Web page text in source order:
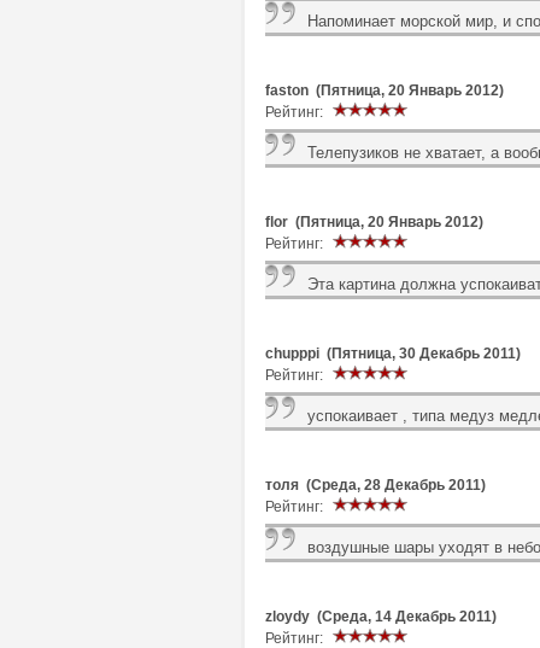
Напоминает морской мир, и
faston (Пятница, 20 Январь 2012)
Рейтинг:
Телепузиков не хватает, а
flor (Пятница, 20 Январь 2012)
Рейтинг:
Эта картина должна
chupppi (Пятница, 30 Декабрь 2011)
Рейтинг:
успокаивает , типа медуз
толя (Среда, 28 Декабрь 2011)
Рейтинг:
воздушные шары уходят в
zloydy (Среда, 14 Декабрь 2011)
Рейтинг: